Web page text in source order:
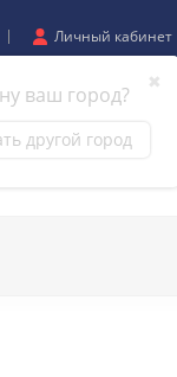
✖
ваш город?
другой город
Личный кабинет